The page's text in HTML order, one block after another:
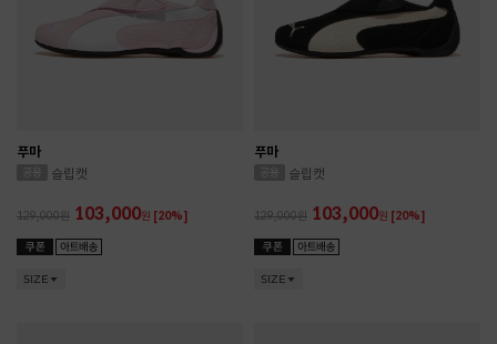
푸마
슬립캣
129,000 103,000원 [20%]
SIZE
푸마
슬립캣
129,000 103,000원 [20%]
SIZE